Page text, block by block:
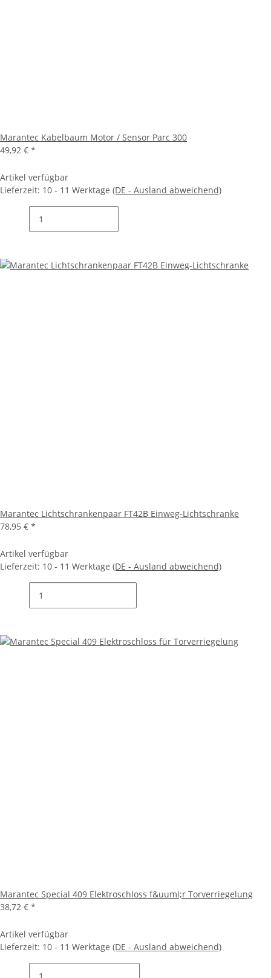
Marantec Kabelbaum Motor / Sensor Parc 300
49,92 € *
Artikel verfügbar
Lieferzeit: 10 - 11 Werktage (DE - Ausland abweichend)
Marantec Lichtschrankenpaar FT42B Einweg-Lichtschranke
78,95 € *
Artikel verfügbar
Lieferzeit: 10 - 11 Werktage (DE - Ausland abweichend)
Marantec Special 409 Elektroschloss f&uuml;r Torverriegelung
38,72 € *
Artikel verfügbar
Lieferzeit: 10 - 11 Werktage (DE - Ausland abweichend)